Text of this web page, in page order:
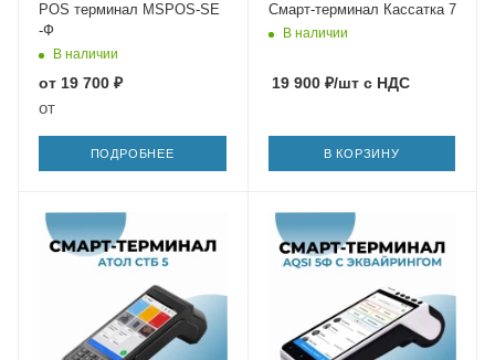
POS терминал MSPOS-SE
-Ф
В наличии
от 19 700 ₽
от
ПОДРОБНЕЕ
Смарт-терминал Кассатка 7
В наличии
19 900₽/штс НДС
В КОРЗИНУ